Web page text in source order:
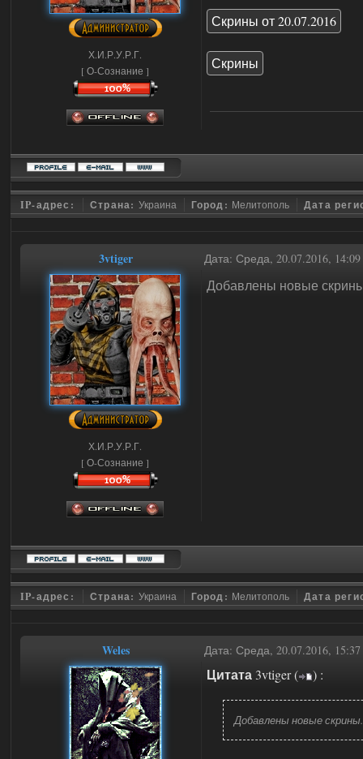
Х.И.Р.У.Р.Г.
[ О-Сознание ]
Скрины от 20.07.2016
Скрины
IP-адрес: Страна: Украина Город: Мелитополь Дата
3vtiger Дата: Среда, 20.07.2016,
Х.И.Р.У.Р.Г.
[ О-Сознание ]
Добавлены новые
IP-адрес: Страна: Украина Город: Мелитополь Дата
Weles Дата: Среда, 20.07.2016,
Цитата 3vtiger( ) :
Добавлены новые скрины.